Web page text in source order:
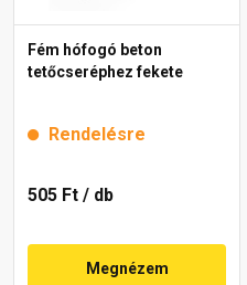
Fém hófogó beton
tetőcseréphez fekete
Rendelésre
505 Ft / db
Megnézem